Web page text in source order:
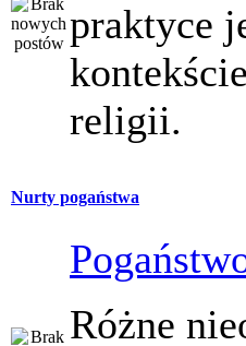
praktyce
religii.
Nurty pogaństwa
Różne